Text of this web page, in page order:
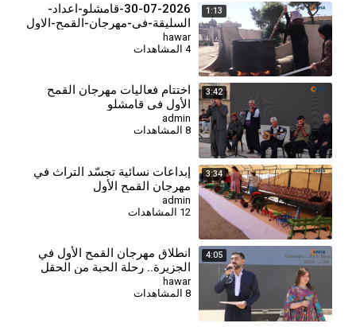
1:13
30-07-2026-قامشلو-اعداد-
السليقة-في-مهرجان-القمح-الاول
(8)
hawar
4 المشاهدات
3:42
اختتام فعاليات مهرجان القمح
الأول في قامشلو
admin
8 المشاهدات
3:34
⁣إبداعات نسائية تجسّد التراث في
مهرجان القمح الأول
admin
12 المشاهدات
4:05
انطلاق مهرجان القمح الأول في
الجزيرة.. رحلة الحبة من الحقل
إلى المائدة
hawar